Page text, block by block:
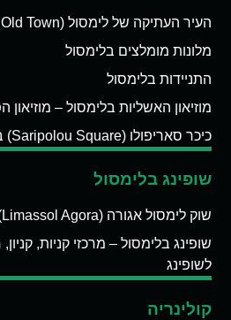
העיר העתיקה של לימסול (Limassol Old Town)
מלונות מומלצים בלימסול
התניידות בלימסול
מוזיאון האשליות בלימסול – מוזיאון
כיכר סאריפולו (Saripolou Square) בלימסול
שופינג בלימסול
שוק לימסול אגורה (Limassol Agora)
שופינג בלימסול – מרכזי קניות,
לשופינג
קולינריה